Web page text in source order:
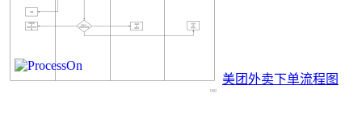
美团外卖下单流程图